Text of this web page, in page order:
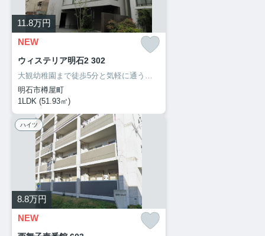
11.8万円
NEW
ウィステリア明石2 302
大観幼稚園まで徒歩5分と気軽に通うことができます。セキュリティ面は、防犯カメラ・24時間緊急通報システムなどを設置しているので安全面でも優れております。明石市でなら、安心して暮らせる住まいが揃ってる、山陽電気鉄道本線西新町駅近くは如何でしょう。078-913-0002からいつでもご依頼を受け付けております。
明石市樽屋町
1LDK (51.93㎡)
ハイツ
8.8万円
NEW